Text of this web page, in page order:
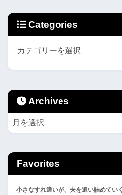
Categories
Archives
Favorites
小さなすれ違いが、夫を追い詰めていく